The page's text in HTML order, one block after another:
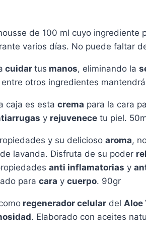
de 100 ml cuyo ingrediente
varios días. No puede faltar
cuidar tus manos, eliminando la
otros ingredientes
caja es esta crema para la cara
y rejuvenece tu piel.
y su delicioso aroma,
lavanda. Disfruta de su poder
anti inflamatorias y
para cara y cuerpo. 90gr
regenerador celular del Aloe
. Elaborado con aceites